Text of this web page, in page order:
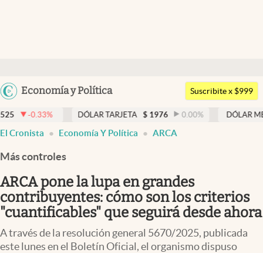
Argentina
Economía y Política
Members
Economía y Política
Finanzas y Mercados
Mercados Online
Negocios
Columnistas
Apertura
Suscribite x $999
DÓLAR TARJETA $ 1976 0.00 % DÓLAR MEP 1526,03
El Cronista Economía Y Política ARCA
Más controles
ARCA pone la lupa en grandes
contribuyentes: cómo son los criterios
"cuantificables" que seguirá desde ahora
A través de la resolución general 5670/2025, publicada
este lunes en el Boletín Oficial, el organismo dispuso